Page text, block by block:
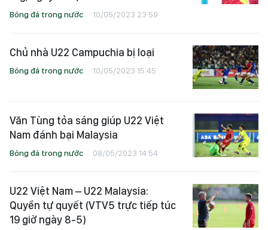
Bóng đá trong nước 10/05/2023 23:59
Chủ nhà U22 Campuchia bị loại
Bóng đá trong nước 10/05/2023 15:45
Văn Tùng tỏa sáng giúp U22 Việt
Nam đánh bại Malaysia
Bóng đá trong nước 08/05/2023 14:54
U22 Việt Nam – U22 Malaysia:
Quyền tự quyết (VTV5 trực tiếp túc
19 giờ ngày 8-5)